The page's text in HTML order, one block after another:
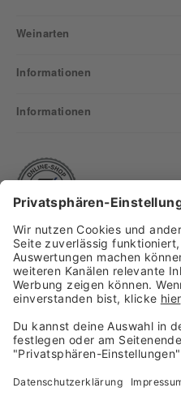
Weinarten
Informationen
Informationen
Versand